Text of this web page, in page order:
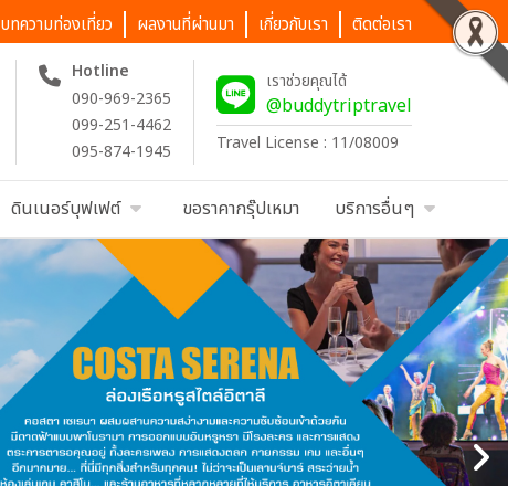
บทความท่องเที่ยว ผลงานที่ผ่านมา เกี่ยวกับเรา ติดต่อเรา
Hotline
090-969-2365
099-251-4462
095-874-1945
เราช่วยคุณได้
@buddytriptravel
Travel License : 11/08009
ดินเนอร์บุฟเฟต์ ขอราคากรุ๊ปเหมา บริการอื่นๆ